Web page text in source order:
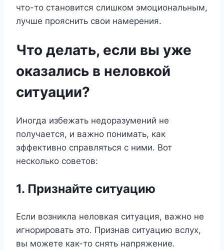
что-то становится слишком эмоциональным,
лучше прояснить свои намерения.
Что делать, если вы уже
оказались в неловкой
ситуации?
Иногда избежать недоразумений не
получается, и важно понимать, как
эффективно справляться с ними. Вот
несколько советов:
1. Признайте ситуацию
Если возникла неловкая ситуация, важно не
игнорировать это. Признав ситуацию вслух,
вы можете как-то снять напряжение.